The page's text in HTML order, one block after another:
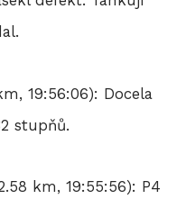
19:56:06): Docela
stupňů.
km, 19:55:56): P4